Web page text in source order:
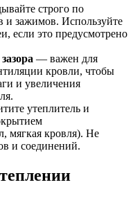
строго по
и зажимов. Используйте
если это предусмотрено
— важен для
кровли, чтобы
и увеличения
утеплитель и
мягкая кровля). Не
и соединений.